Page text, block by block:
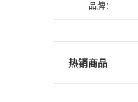
品牌：
热销商品